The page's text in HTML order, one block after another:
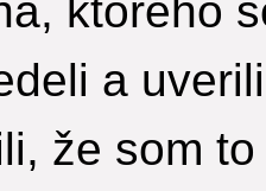
ktorého
a
že som